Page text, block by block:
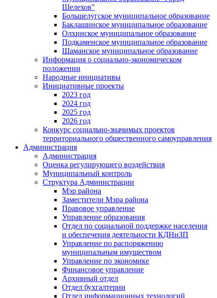
Шелехов"
Большелугское муниципальное образование
Баклашинское муниципальное образование
Олхинское муниципальное образование
Подкаменское муниципальное образование
Шаманское муниципальное образование
Информация о социально-экономическом
положении
Народные инициативы
Инициативные проекты
2023 год
2024 год
2025 год
2026 год
Конкурс социально-значимых проектов
территориального общественного самоуправления
Администрация
Администрация
Оценка регулирующего воздействия
Муниципальный контроль
Структура Администрации
Мэр района
Заместители Мэра района
Правовое управление
Управление образования
Отдел по социальной поддержке населения
и обеспечения деятельности КДНиЗП
Управление по распоряжению
муниципальным имуществом
Управление по экономике
Финансовое управление
Архивный отдел
Отдел бухгалтерии
Отдел информационных технологий